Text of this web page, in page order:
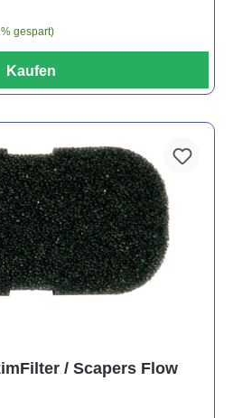
gespart)
Kaufen
/ Scapers Flow